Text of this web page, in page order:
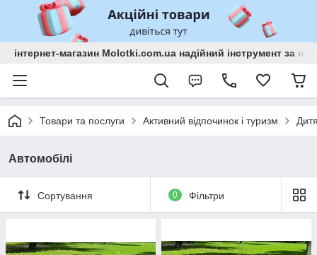
інтернет-магазин Molotki.com.ua надійний інструмент за
Товари та послуги Активний відпочинок і туризм
Автомобілі
Сортування 0 Фільтри